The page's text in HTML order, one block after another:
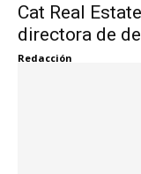
Cat Real
directora de
Redacción